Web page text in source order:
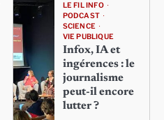
LE FIL INFO
PODCAST
SCIENCE
VIE PUBLIQUE
Infox, IA et
ingérences : le
journalisme
peut-il encore
lutter ?